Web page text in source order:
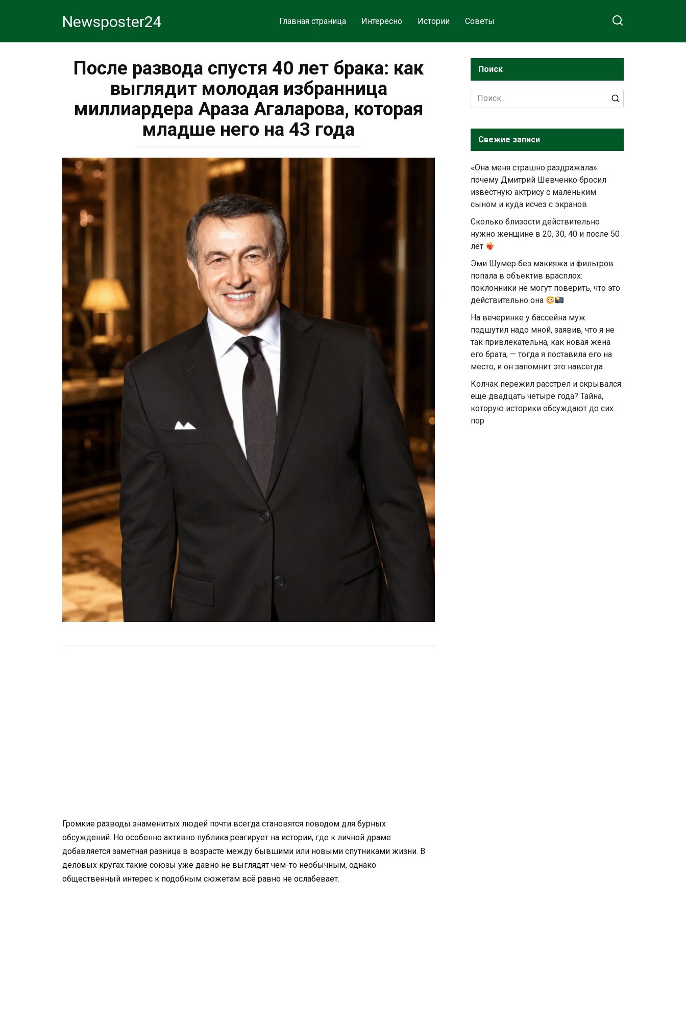
Newsposter24 Главная страница Интересно Истории Советы
После развода спустя 40 лет брака: как
выглядит молодая избранница
миллиардера Араза Агаларова, которая
младше него на 43 года
Громкие разводы знаменитых людей почти всегда становятся поводом для бурных
обсуждений. Но особенно активно публика реагирует на истории, где к личной драме
добавляется заметная разница в возрасте между бывшими или новыми спутниками жизни. В
деловых кругах такие союзы уже давно не выглядят чем-то необычным, однако
общественный интерес к подобным сюжетам всё равно не ослабевает.
Поиск
Search
for:
Свежие записи
«Она меня страшно раздражала»:
почему Дмитрий Шевченко бросил
известную актрису с маленьким
сыном и куда исчез с экранов
Сколько близости действительно
нужно женщине в 20, 30, 40 и после 50
лет
Эми Шумер без макияжа и фильтров
попала в объектив врасплох:
поклонники не могут поверить, что это
действительно она
На вечеринке у бассейна муж
подшутил надо мной, заявив, что я не
так привлекательна, как новая жена
его брата, — тогда я поставила его на
место, и он запомнит это навсегда
Колчак пережил расстрел и скрывался
ещё двадцать четыре года? Тайна,
которую историки обсуждают до сих
пор